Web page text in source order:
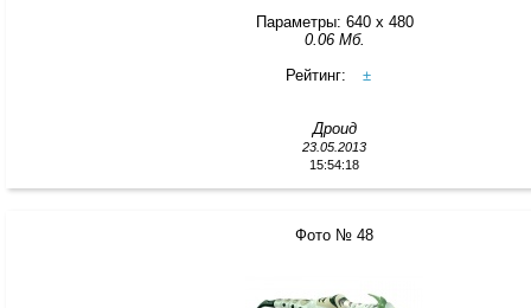
Параметры: 640 x 480
0.06 Мб.
Рейтинг:
±
Дроид
23.05.2013
15:54:18
Фото № 48